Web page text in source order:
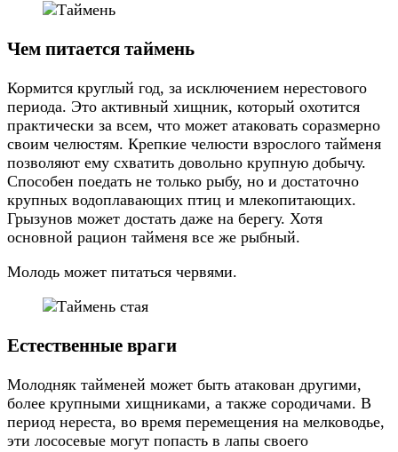
Чем питается таймень
Кормится круглый год, за исключением нерестового
периода. Это активный хищник, который охотится
практически за всем, что может атаковать соразмерно
своим челюстям. Крепкие челюсти взрослого тайменя
позволяют ему схватить довольно крупную добычу.
Способен поедать не только рыбу, но и достаточно
крупных водоплавающих птиц и млекопитающих.
Грызунов может достать даже на берегу. Хотя
основной рацион тайменя все же рыбный.
Молодь может питаться червями.
Естественные враги
Молодняк тайменей может быть атакован другими,
более крупными хищниками, а также сородичами. В
период нереста, во время перемещения на мелководье,
эти лососевые могут попасть в лапы своего